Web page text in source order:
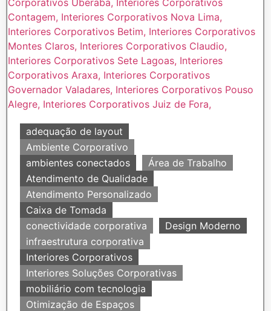
adequação de layout
Ambiente Corporativo
ambientes conectados
Área de Trabalho
Atendimento de Qualidade
Atendimento Personalizado
Caixa de Tomada
conectividade corporativa
Design Moderno
infraestrutura corporativa
Interiores Corporativos
Interiores Soluções Corporativas
mobiliário com tecnologia
Otimização de Espaços